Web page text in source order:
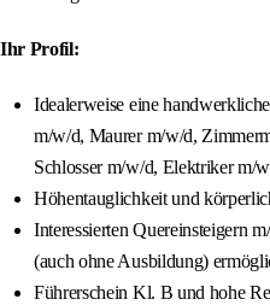
Ihr Profil:
Idealerweise eine
m/w/d, Maurer m/w/d,
Schlosser m/w/d, Elektriker m/
Höhentauglichkeit und
Interessierten Quereinsteigern
(auch ohne Ausbildung)
Führerschein Kl. B und hohe